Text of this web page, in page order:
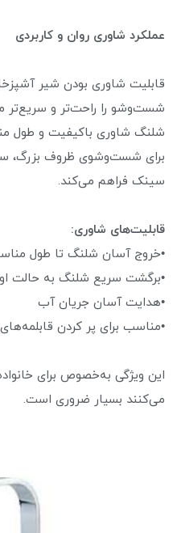
عملکرد شاوری روان و کاربردی
قابلیت شاوری بودن شیر
شست‌وشو را راحت‌تر و سریع‌تر
شلنگ شاوری باکیفیت و طول
برای شست‌وشوی ظروف بزرگ،
سینک فراهم می‌کند.
قابلیت‌های شاوری:
•خروج آسان شلنگ تا طول
•برگشت سریع شلنگ به حالت
•هدایت آسان جریان آب
•مناسب برای پر کردن
این ویژگی به‌خصوص برای
می‌کنند بسیار ضروری است.